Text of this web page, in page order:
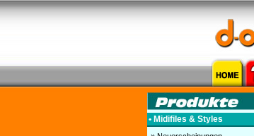
• Midifiles & Styles